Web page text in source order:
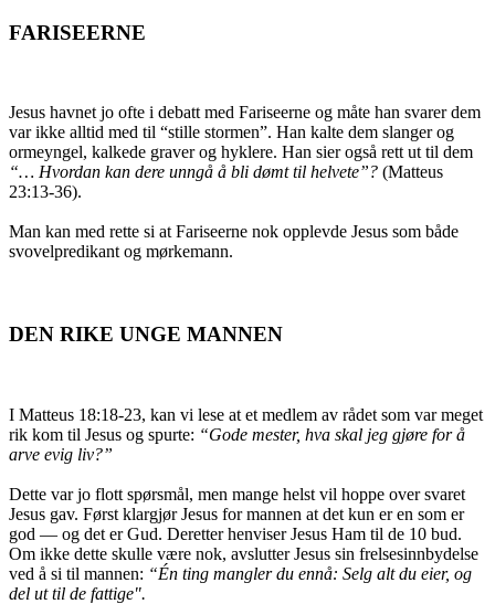
FARISEERNE
Jesus havnet jo ofte i debatt med Fariseerne og måte han svarer dem
var ikke alltid med til “stille stormen”. Han kalte dem slanger og
ormeyngel, kalkede graver og hyklere. Han sier også rett ut til dem
“… Hvordan kan dere unngå å bli dømt til helvete”? (Matteus
23:13-36).
Man kan med rette si at Fariseerne nok opplevde Jesus som både
svovelpredikant og mørkemann.
DEN RIKE UNGE MANNEN
I Matteus 18:18-23, kan vi lese at et medlem av rådet som var meget
rik kom til Jesus og spurte: “Gode mester, hva skal jeg gjøre for å
arve evig liv?”
Dette var jo flott spørsmål, men mange helst vil hoppe over svaret
Jesus gav. Først klargjør Jesus for mannen at det kun er en som er
god — og det er Gud. Deretter henviser Jesus Ham til de 10 bud.
Om ikke dette skulle være nok, avslutter Jesus sin frelsesinnbydelse
ved å si til mannen: “Én ting mangler du ennå: Selg alt du eier, og
del ut til de fattige".